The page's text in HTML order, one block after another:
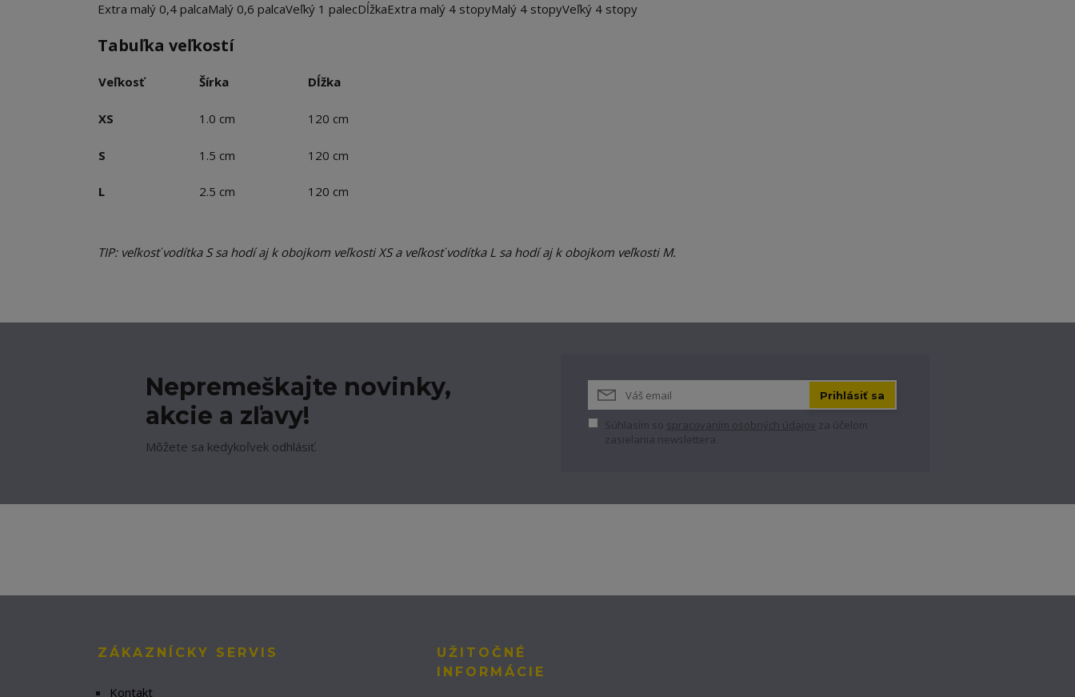
Extra malý 0,4 palcaMalý 0,6 palcaVeľký 1 palecDĺžkaExtra malý 4 stopyMalý 4 stopyVeľký 4 stopy
Tabuľka veľkostí
Veľkosť Šírka Dĺžka
XS 1.0 cm 120 cm
S 1.5 cm 120 cm
L 2.5 cm 120 cm
TIP: veľkosť vodítka S sa hodí aj k obojkom veľkosti XS a veľkosť vodítka L sa hodí aj k obojkom veľkosti M.
Nepremeškajte novinky,
akcie a zľavy!
Môžete sa kedykoľvek odhlásiť.
Prihlásiť sa
Súhlasím so spracovaním osobných údajov za účelom
zasielania newslettera.
ZÁKAZNÍCKY SERVIS
Kontakt
UŽITOČNÉ
INFORMÁCIE